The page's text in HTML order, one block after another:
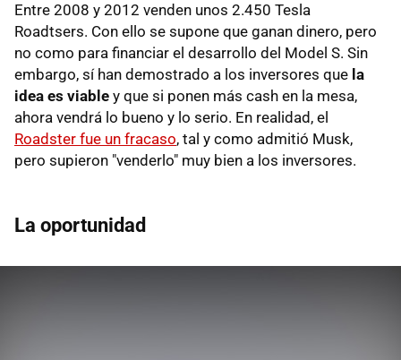
Entre 2008 y 2012 venden unos 2.450 Tesla
Roadtsers. Con ello se supone que ganan dinero, pero
no como para financiar el desarrollo del Model S. Sin
embargo, sí han demostrado a los inversores que la
idea es viable y que si ponen más cash en la mesa,
ahora vendrá lo bueno y lo serio. En realidad, el
Roadster fue un fracaso, tal y como admitió Musk,
pero supieron "venderlo" muy bien a los inversores.
La oportunidad